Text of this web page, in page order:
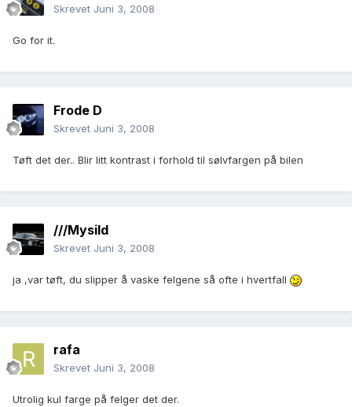
Skrevet Juni 3, 2008
Go for it.
Frode D
Skrevet Juni 3, 2008
Tøft det der.. Blir litt kontrast i forhold til sølvfargen på bilen
///Mysild
Skrevet Juni 3, 2008
ja ,var tøft, du slipper å vaske felgene så ofte i hvertfall
rafa
Skrevet Juni 3, 2008
Utrolig kul farge på felger det der.